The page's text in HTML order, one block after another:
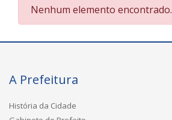
Nenhum elemento encontrado.
A Prefeitura
História da Cidade